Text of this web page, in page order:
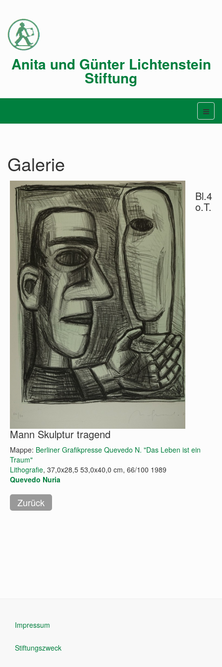
Anita und Günter Lichtenstein
Stiftung
Galerie
Bl.4
o.T.
Mann Skulptur tragend
Mappe: Berliner Grafikpresse Quevedo N. "Das Leben ist ein
Traum"
Lithografie, 37,0x28,5 53,0x40,0 cm, 66/100 1989
Quevedo Nuria
Impressum
Stiftungszweck